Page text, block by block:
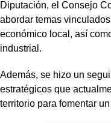
Diputación, el Consejo
abordar temas
económico local, así
industrial.
Además, se hizo un
estratégicos que
territorio para fomentar